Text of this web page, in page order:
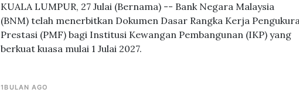
KUALA LUMPUR, 27 Julai (Bernama) -- Bank Negara Malaysia
(BNM) telah menerbitkan Dokumen Dasar Rangka Kerja
Prestasi (PMF) bagi Institusi Kewangan Pembangunan (IKP) yang
berkuat kuasa mulai 1 Julai 2027.
1BULAN AGO